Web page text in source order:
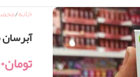
خانه
تومان